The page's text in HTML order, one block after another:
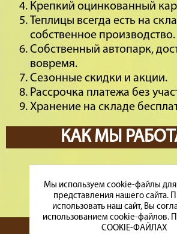
Крепкий оцинкованный
Теплицы всегда есть на
собственное производство.
Собственный автопарк,
вовремя.
Сезонные скидки и акции.
Рассрочка платежа без
Хранение на складе
КАК МЫ
Мы используем cookie-файлы
представления нашего сайта.
использовать наш сайт, Вы
использованием cookie-файлов.
COOKIE-ФАЙЛАХ